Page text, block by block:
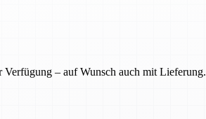
– auf Wunsch auch mit Lieferung.